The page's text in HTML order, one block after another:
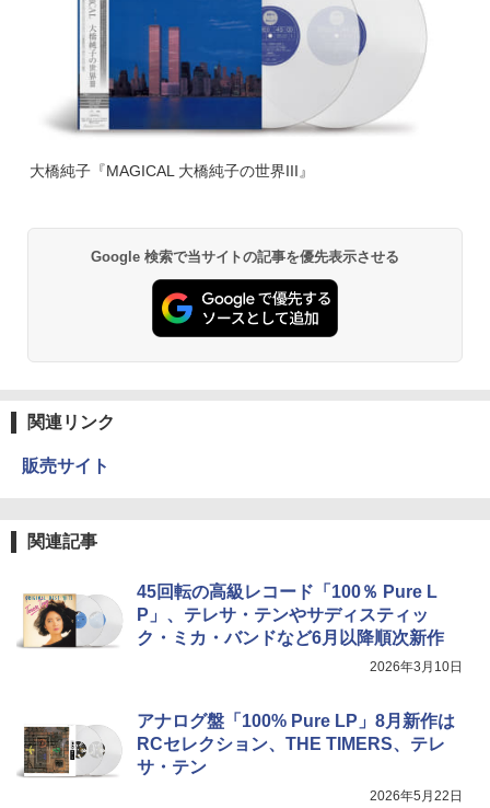
大橋純子『MAGICAL 大橋純子の世界III』
Google 検索で当サイトの記事を優先表示させる
関連リンク
販売サイト
関連記事
45回転の高級レコード「100％ Pure L
P」、テレサ・テンやサディスティッ
ク・ミカ・バンドなど6月以降順次新作
2026年3月10日
アナログ盤「100% Pure LP」8月新作は
RCセレクション、THE TIMERS、テレ
サ・テン
2026年5月22日